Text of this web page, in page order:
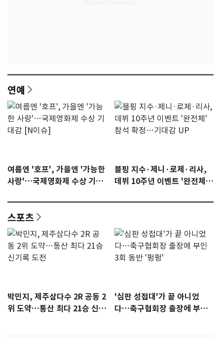
연예
여름엔 '호프', 가을엔 '가능한
사랑'…국제영화제 수상 기대
블핑 지수·제니·로제·리사,
데뷔 10주년 이벤트 '완전체'
스포츠
박민지, 제주삼다수 2R 공동 2
위 도약…통산 최다 21승 신기
'심판 성접대'가 끝 아니었
다…축구협회장 출장에 부인